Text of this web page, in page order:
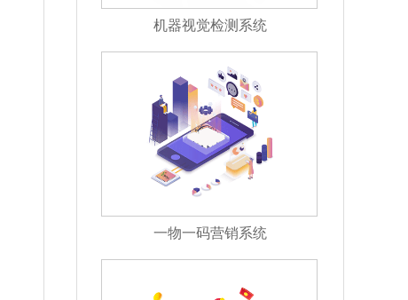
机器视觉检测系统
一物一码营销系统